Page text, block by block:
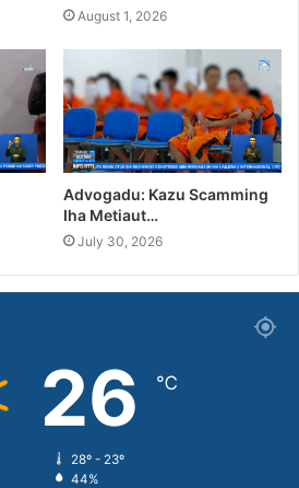
August 1, 2026
Advogadu: Kazu Scamming
Iha Metiaut…
July 30, 2026
26 ℃
28º - 23º
44%